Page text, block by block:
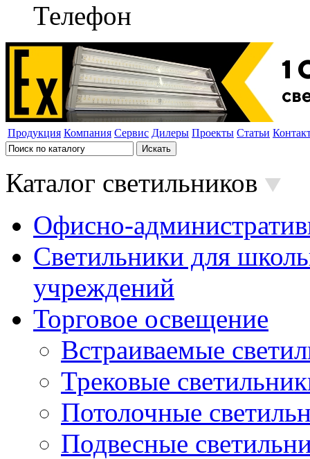
Телефон
Продукция Компания Сервис Дилеры Проекты Статьи
Каталог светильников
Офисно-
Светильники для
учреждений
Торговое освещение
Встраиваемые
Трековые
Потолочные
Подвесные